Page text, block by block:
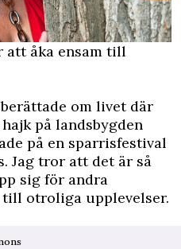
att åka ensam till
om livet där
på landsbygden
på en sparrisfestival
Jag tror att det är så
sig för andra
till otroliga upplevelser.